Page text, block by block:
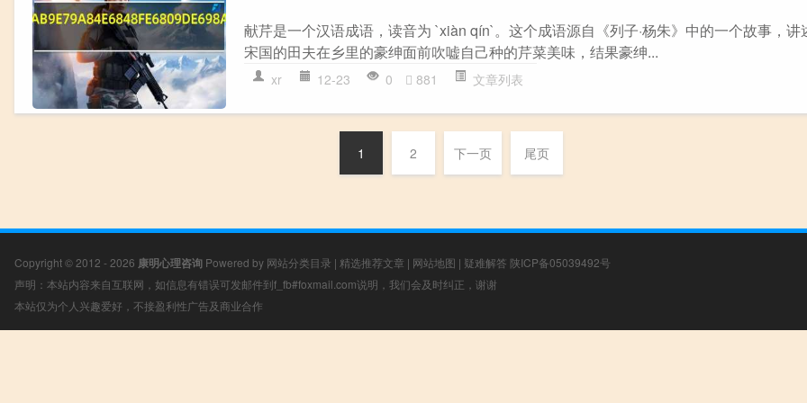
献芹是一个汉语成语，读音为 `xiàn qín`。这个成语源自《列子·杨朱》中的一个故事，讲
宋国的田夫在乡里的豪绅面前吹嘘自己种的芹菜美味，结果豪绅...
xr 12-23 0 881 文章列表
1 2 下一页 尾页
Copyright © 2012 - 2026 康明心理咨询 Powered by 网站分类目录 | 精选推荐文章 | 网站地图 | 疑难解答 陕ICP备05039492号
声明：本站内容来自互联网，如信息有错误可发邮件到f_fb#foxmail.com说明，我们会及时纠正，谢谢
本站仅为个人兴趣爱好，不接盈利性广告及商业合作